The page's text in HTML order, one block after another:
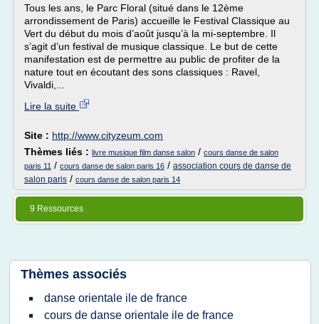
Tous les ans, le Parc Floral (situé dans le 12ème
arrondissement de Paris) accueille le Festival Classique au
Vert du début du mois d’août jusqu’à la mi-septembre. Il
s’agit d’un festival de musique classique. Le but de cette
manifestation est de permettre au public de profiter de la
nature tout en écoutant des sons classiques : Ravel,
Vivaldi,...
Lire la suite
Site : http://www.cityzeum.com
Thèmes liés : livre musique film danse salon / cours danse de salon
paris 11 / cours danse de salon paris 16 / association cours de danse de
salon paris / cours danse de salon paris 14
9 Ressources
Thèmes associés
danse orientale ile de france
cours de danse orientale ile de france